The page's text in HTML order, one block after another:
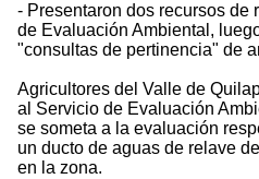
- Presentaron dos recursos de
de Evaluación Ambiental,
"consultas de pertinencia" de
Agricultores del Valle de
al Servicio de Evaluación
se someta a la evaluación
un ducto de aguas de relave
en la zona.